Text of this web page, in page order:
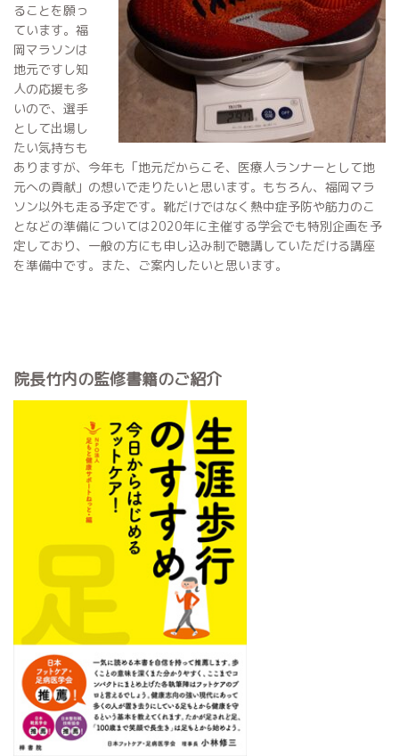
ることを願っ
ています。福
岡マラソンは
地元ですし知
人の応援も多
いので、選手
として出場し
たい気持ちも
ありますが、今年も「地元だからこそ、医療人ランナーとして地
元への貢献」の想いで走りたいと思います。もちろん、福岡マラ
ソン以外も走る予定です。靴だけではなく熱中症予防や筋力のこ
となどの準備については2020年に主催する学会でも特別企画を予
定しており、一般の方にも申し込み制で聴講していただける講座
を準備中です。また、ご案内したいと思います。
院長竹内の監修書籍のご紹介